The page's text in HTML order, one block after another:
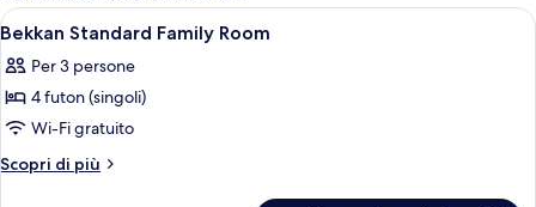
le
camere
Apri
tutte
le
foto
per
Bekkan
Un letto rifatto con un copriletto
5
Bekkan Standard Family Room
Per 3 persone
4 futon (singoli)
Wi-Fi gratuito
Scopri di più
Altri